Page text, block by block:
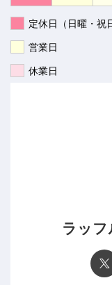
定休日（日曜・祝
営業日
休業日
ラッフ